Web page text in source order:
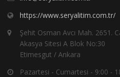
https://www.seryalitim.com.tr/
Şehit Osman Avcı Mah. 2651.
Akasya Sitesi A Blok No:30
Etimesgut / Ankara
Pazartesi - Cumartesi - 9:00 -